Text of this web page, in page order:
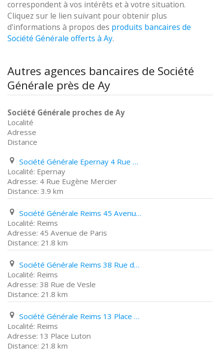
correspondent à vos intérêts et à votre situation.
Cliquez sur le lien suivant pour obtenir plus
d'informations à propos des produits bancaires de
Société Générale offerts à Ay.
Autres agences bancaires de Société
Générale près de Ay
Société Générale proches de Ay
Localité
Adresse
Distance
Société Générale Epernay 4 Rue Eugène Mercier
Epernay
4 Rue Eugène Mercier
3.9 km
Société Générale Reims 45 Avenue de Paris
Reims
45 Avenue de Paris
21.8 km
Société Générale Reims 38 Rue de Vesle
Reims
38 Rue de Vesle
21.8 km
Société Générale Reims 13 Place Luton
Reims
13 Place Luton
21.8 km